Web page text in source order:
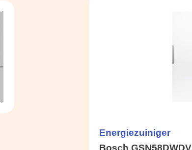
Energiezuiniger
Bosch GSN58DWDV